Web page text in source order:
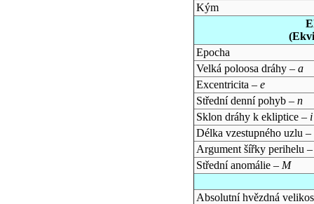
Kým
Epocha
Velká poloosa dráhy – a
Excentricita – e
Střední denní pohyb – n
Sklon dráhy k ekliptice – i
Délka vzestupného uzlu –
Argument šířky perihelu
Střední anomálie – M
Absolutní hvězdná